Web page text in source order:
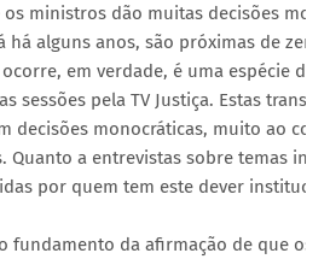
ministros dão muitas decisões
há alguns anos, são próximas de
em verdade, é uma espécie
sessões pela TV Justiça. Estas
decisões monocráticas, muito ao
Quanto a entrevistas sobre temas
por quem tem este dever
fundamento da afirmação de que os